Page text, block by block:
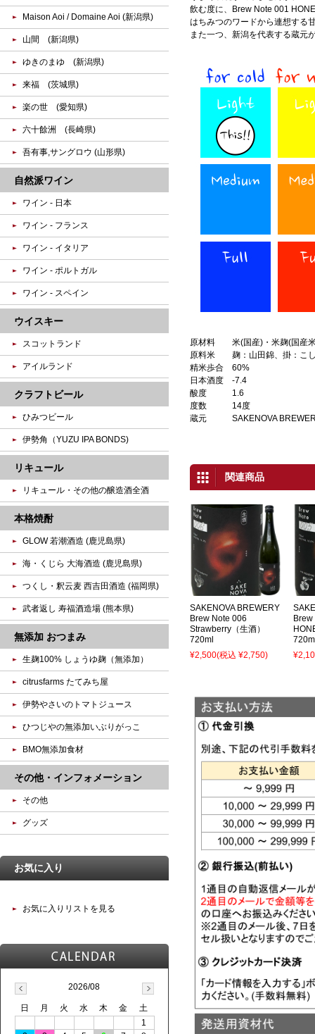
飲む度に、Brew Note 001
はちみつのワードから連想する
また一つ、新潟を代表する蔵元
原材料
米(国産)・米麹(国産
原料米
麹：山田錦、掛：こ
精米歩合
60%
日本酒度
-7.4
酸度
1.6
度数
14度
蔵元
SAKENOVA
関連商品
SAKENOVA BREWERY
Brew Note 006
Strawberry（生酒）
720ml
¥2,500(税込 ¥2,750)
Maison Aoi / Domaine Aoi (新潟県)
山間 (新潟県)
ゆきのまゆ (新潟県)
来福 (茨城県)
楽の世 (愛知県)
六十餘洲 (長崎県)
吾有事,サングロウ (山形県)
自然派ワイン
ワイン - 日本
ワイン - フランス
ワイン - イタリア
ワイン - ポルトガル
ワイン - スペイン
ウイスキー
スコットランド
アイルランド
クラフトビール
ひみつビール
伊勢角（YUZU IPA BONDS)
リキュール
リキュール・その他の醸造酒全酒
本格焼酎
GLOW 若潮酒造 (鹿児島県)
海・くじら 大海酒造 (鹿児島県)
つくし・釈云麦 西吉田酒造 (福岡県)
武者返し 寿福酒造場 (熊本県)
無添加 おつまみ
生麹100% しょうゆ麹（無添加）
citrusfarms たてみち屋
伊勢やさいのトマトジュース
ひつじやの無添加いぶりがっこ
BMO無添加食材
その他・インフォメーション
その他
グッズ
お気に入り
お気に入りリストを見る
2026/08
日 月 火 水 木 金
土
1